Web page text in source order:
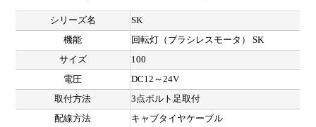
シリーズ名
SK
機能
回転灯（ブラシレスモータ） SK
サイズ
100
電圧
DC12～24V
取付方法
3点ボルト足取付
配線方法
キャブタイヤケーブル